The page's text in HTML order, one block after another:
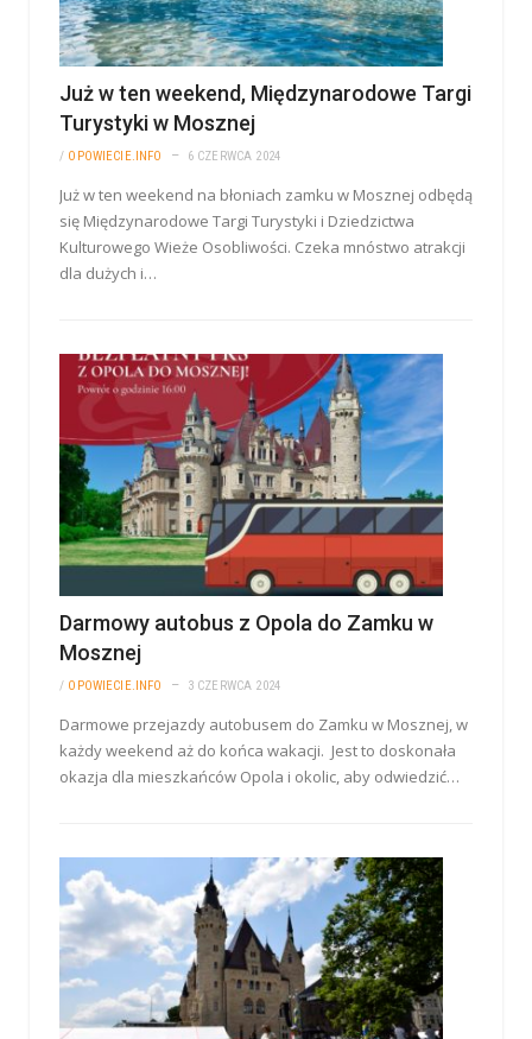
Już w ten weekend, Międzynarodowe Targi
Turystyki w Mosznej
/ OPOWIECIE.INFO 6 CZERWCA 2024
Już w ten weekend na błoniach zamku w Mosznej odbędą
się Międzynarodowe Targi Turystyki i Dziedzictwa
Kulturowego Wieże Osobliwości. Czeka mnóstwo atrakcji
dla dużych i…
Darmowy autobus z Opola do Zamku w
Mosznej
/ OPOWIECIE.INFO 3 CZERWCA 2024
Darmowe przejazdy autobusem do Zamku w Mosznej, w
każdy weekend aż do końca wakacji. Jest to doskonała
okazja dla mieszkańców Opola i okolic, aby odwiedzić…